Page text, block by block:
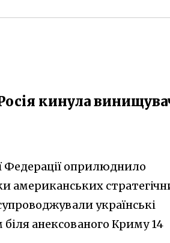
кинула
Федерації оприлюднило
американських
українські
анексованого Криму 14